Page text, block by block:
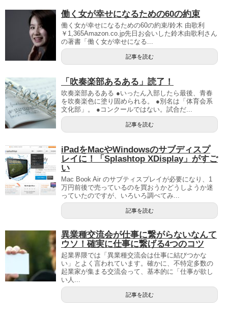
働く女が幸せになるための60の約束
働く女が幸せになるための60の約束/鈴木 由歌利
￥1,365Amazon.co.jp先日お会いした鈴木由歌利さん
の著書「働く女が幸せになる...
記事を読む
「吹奏楽部あるある」読了！
吹奏楽部あるある ●いったん入部したら最後、青春
を吹奏楽色に塗り固められる。 ●別名は「体育会系
文化部」。 ●コンクールではない。試合だ...
記事を読む
iPadをMacやWindowsのサブディスプ
レイに！「Splashtop XDisplay」がすご
い
Mac Book Air のサブティスプレイが必要になり、1
万円前後で売っているのを買おうかどうしようか迷
っていたのですが、いろいろ調べてみ...
記事を読む
異業種交流会が仕事に繋がらないなんて
ウソ！確実に仕事に繋げる4つのコツ
起業界隈では「異業種交流会は仕事に結びつかな
い」とよく言われています。確かに、不特定多数の
起業家が集まる交流会って、基本的に「仕事が欲し
い人...
記事を読む